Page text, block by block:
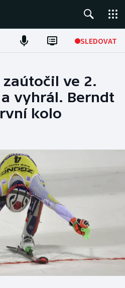
SLEDOVAT
ve 2.
vyhrál. Berndt
kolo